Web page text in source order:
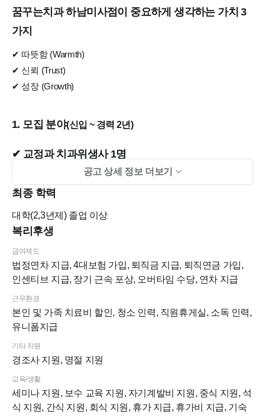
꿈꾸는치과 하남미사점이 중요하게 생각하는 가치 3
가지
✔ 따뜻함 (Warmth)
✔ 신뢰 (Trust)
✔ 성장 (Growth)
1. 모집 분야(신입 ~ 경력 2년)
✔ 교정과 치과위생사 1명
✔ 소아치과 치과위생사 1명
2. 함께 경험할 수 있는 것
교정 및 소아 진료 프로토콜 교육
체계적인 업무 매뉴얼 및 교육 시스템
다양한 케이스 경험
단계별 성장 지원
특히 교정과, 소아치과, 일반진료를 함께 운영하고 있어 다양한
진료 경험이 가능하며 치과위생사로서의 기본기를 탄탄하게 쌓
을 수 있습니다.
공고 상세 정보 더보기
최종 학력
대학(2,3년제)졸업 이상
복리후생
급여제도
법정연차 지급, 4대보험 가입, 퇴직금 지급, 퇴직연금 가입,
인센티브 지급, 장기 근속 포상, 오버타임 수당, 연차 지급
근무환경
본인 및 가족 치료비 할인, 청소 인력, 직원휴게실, 소독 인력,
유니폼지급
기타 지원
경조사 지원, 명절 지원
교육/생활
세미나 지원, 보수 교육 지원, 자기계발비 지원, 중식 지원, 석
식 지원, 간식 지원, 회식 지원, 휴가 지급, 휴가비 지급, 기숙